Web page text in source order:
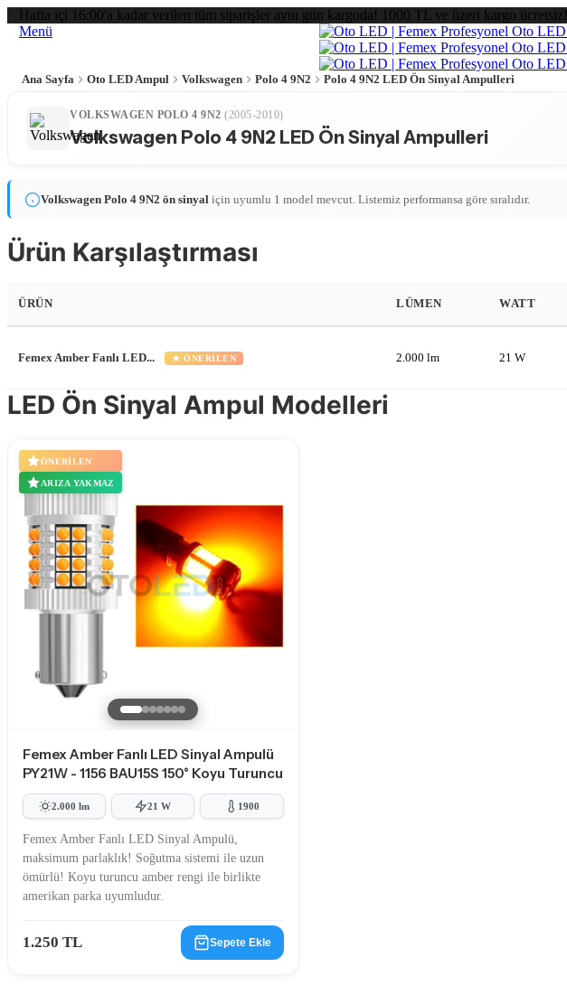
Hafta içi 16:00'a kadar verilen tüm siparişler aynı gün kargoda! 1000 TL ve üzeri kargo ücretsiz!
Menü
Ana Sayfa Oto LED Ampul Volkswagen Polo 4 9N2 Polo 4 9N2 LED Ön Sinyal Ampulleri
VOLKSWAGEN POLO 4 9N2 (2005-2010)
Volkswagen Polo 4 9N2 LED Ön Sinyal Ampulleri
Volkswagen Polo 4 9N2 ön sinyal için uyumlu 1 model mevcut. Listemiz performansa göre sıralıdır.
Ürün Karşılaştırması
ÜRÜN LÜMEN WATT
Femex Amber Fanlı LED... ★ ÖNERILEN 2.000 lm 21 W
LED Ön Sinyal Ampul Modelleri
ÖNERILEN
ARIZA YAKMAZ
Femex Amber Fanlı LED Sinyal Ampulü
PY21W - 1156 BAU15S 150° Koyu Turuncu
2.000 lm 21 W 1900
Femex Amber Fanlı LED Sinyal Ampulü,
maksimum parlaklık! Soğutma sistemi ile uzun
ömürlü! Koyu turuncu amber rengi ile birlikte
amerikan parka uyumludur.
1.250 TL Sepete Ekle